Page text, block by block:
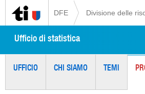
DFE Divisione delle
Ufficio di statistica
UFFICIO CHI SIAMO TEMI